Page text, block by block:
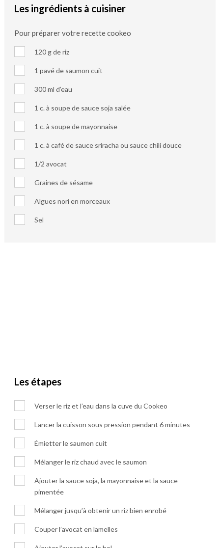
Les ingrédients à cuisiner
Pour préparer votre recette cookeo
120 g de riz
1 pavé de saumon cuit
300 ml d’eau
1 c. à soupe de sauce soja salée
1 c. à soupe de mayonnaise
1 c. à café de sauce sriracha ou sauce chili douce
1/2 avocat
Graines de sésame
Algues nori en morceaux
Sel
Les étapes
Verser le riz et l’eau dans la cuve du Cookeo
Lancer la cuisson sous pression pendant 6 minutes
Émietter le saumon cuit
Mélanger le riz chaud avec le saumon
Ajouter la sauce soja, la mayonnaise et la sauce
pimentée
Mélanger jusqu’à obtenir un riz bien enrobé
Couper l’avocat en lamelles